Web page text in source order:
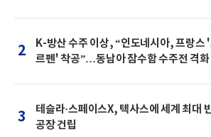
2
K-방산 수주 이상, “인도네시아, 프랑스
르펜' 착공”…동남아 잠수함 수주전 격화
3
테슬라·스페이스X, 텍사스에 세계 최대
공장 건립